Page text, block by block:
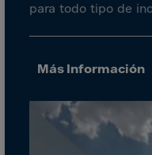
Italy
Ivory Coast
Jamaica
Jersey
Jordan
para todo tipo de
Más Información